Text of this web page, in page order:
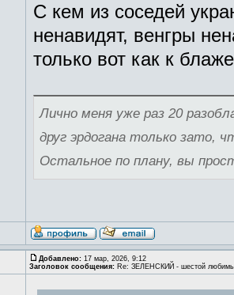
С кем из соседей
ненавидят, венгры
только вот как к
Лично меня уже раз 20
друг эрдогана только зато,
Остальное по плану, вы
Добавлено: 17 мар, 2026, 9:12
Заголовок сообщения: Re: ЗЕЛЕНСКИЙ - шестой